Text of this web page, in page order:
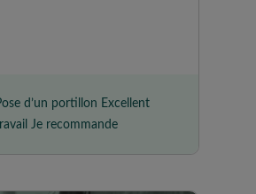
d’un portillon Excellent
Je recommande